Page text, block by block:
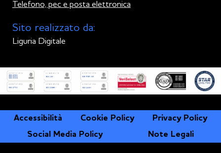
Telefono, pec e posta elettronica
Sito realizzato da:
Liguria Digitale
Accessibilità Cookie Policy
Privacy Policy
Social Media Policy
Note Legali